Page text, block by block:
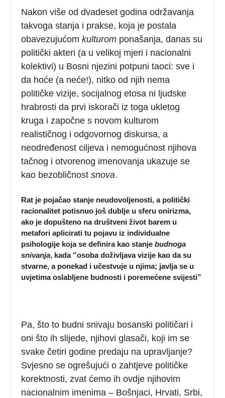
Nakon više od dvadeset godina održavanja
takvoga stanja i prakse, koja je postala
obavezujućomkulturom ponašanja, danas su
politički akteri (a u velikoj mjeri i nacionalni
kolektivi) u Bosni njezini potpuni taoci: sve i
da hoće (a neće!), nitko od njih nema
političke vizije, socijalnog etosa ni ljudske
hrabrosti da prvi iskorači iz toga ukletog
kruga i započne s novom kulturom
realističnog i odgovornog diskursa, a
neodređenost ciljeva i nemogućnost njihova
tačnog i otvorenog imenovanja ukazuje se
kao bezobličnostsnova.
Rat je pojačao stanje neudovoljenosti, a politički
racionalitet potisnuo još dublje u sferu onirizma,
ako je dopušteno na društveni život barem u
metafori aplicirati tu pojavu iz individualne
psihologije koja se definira kao stanjebudnoga
snivanja, kada ”osoba doživljava vizije kao da su
stvarne, a ponekad i učestvuje u njima; javlja se u
uvjetima oslabljene budnosti i poremećene svijesti”
Pa, što to budni snivaju bosanski političari i
oni što ih slijede, njihovi glasači, koji im se
svake četiri godine predaju na upravljanje?
Svjesno se ogrešujući o zahtjeve političke
korektnosti, zvat ćemo ih ovdje njihovim
nacionalnim imenima – Bošnjaci, Hrvati, Srbi,